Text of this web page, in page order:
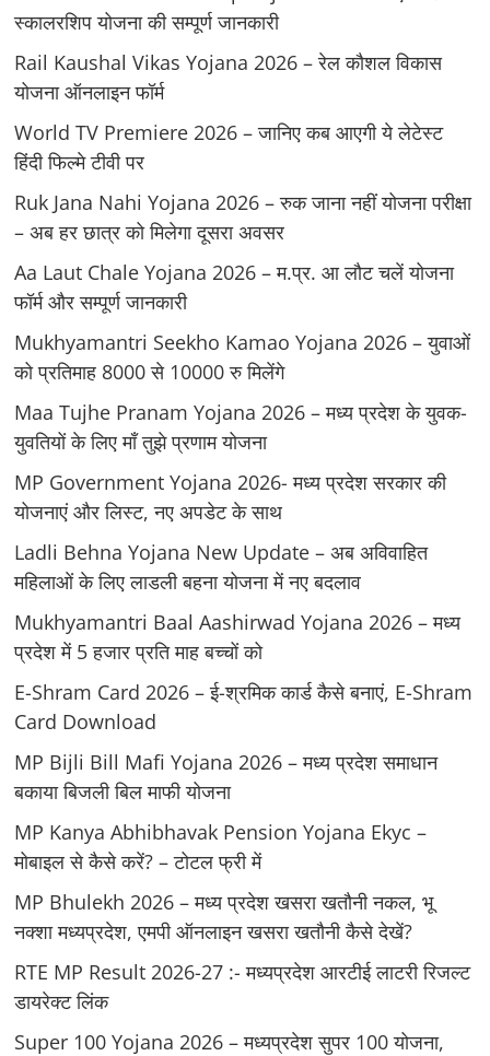
स्कालरशिप योजना की सम्पूर्ण जानकारी
Rail Kaushal Vikas Yojana 2026 – रेल कौशल विकास
योजना ऑनलाइन फॉर्म
World TV Premiere 2026 – जानिए कब आएगी ये लेटेस्ट
हिंदी फिल्मे टीवी पर
Ruk Jana Nahi Yojana 2026 – रुक जाना नहीं योजना परीक्षा
– अब हर छात्र को मिलेगा दूसरा अवसर
Aa Laut Chale Yojana 2026 – म.प्र. आ लौट चलें योजना
फॉर्म और सम्पूर्ण जानकारी
Mukhyamantri Seekho Kamao Yojana 2026 – युवाओं
को प्रतिमाह 8000 से 10000 रु मिलेंगे
Maa Tujhe Pranam Yojana 2026 – मध्य प्रदेश के युवक-
युवतियों के लिए मॉं तुझे प्रणाम योजना
MP Government Yojana 2026- मध्य प्रदेश सरकार की
योजनाएं और लिस्ट, नए अपडेट के साथ
Ladli Behna Yojana New Update – अब अविवाहित
महिलाओं के लिए लाडली बहना योजना में नए बदलाव
Mukhyamantri Baal Aashirwad Yojana 2026 – मध्य
प्रदेश में 5 हजार प्रति माह बच्चों को
E-Shram Card 2026 – ई-श्रमिक कार्ड कैसे बनाएं, E-Shram
Card Download
MP Bijli Bill Mafi Yojana 2026 – मध्य प्रदेश समाधान
बकाया बिजली बिल माफी योजना
MP Kanya Abhibhavak Pension Yojana Ekyc –
मोबाइल से कैसे करें? – टोटल फ्री में
MP Bhulekh 2026 – मध्य प्रदेश खसरा खतौनी नकल, भू
नक्शा मध्यप्रदेश, एमपी ऑनलाइन खसरा खतौनी कैसे देखें?
RTE MP Result 2026-27 :- मध्‍यप्रदेश आरटीई लाटरी रिजल्ट
डायरेक्ट लिंक
Super 100 Yojana 2026 – मध्यप्रदेश सुपर 100 योजना,